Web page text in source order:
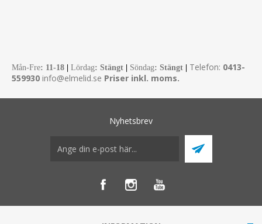
Mån-Fre: 11-18 Lördag: Stängt Söndag: Stängt Telefon: 0413-
559930 info@elmelid.se Priser inkl. moms.
Nyhetsbrev